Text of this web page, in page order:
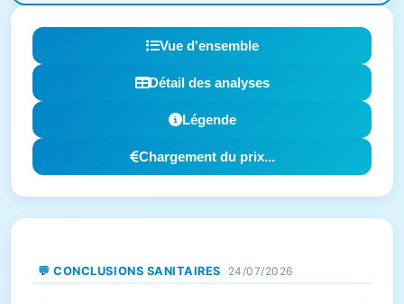
Vue d'ensemble
Détail des analyses
Légende
Chargement du prix...
💬 CONCLUSIONS SANITAIRES 24/07/2026